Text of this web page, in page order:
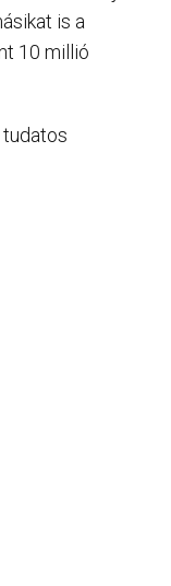
is a
10 millió
tudatos